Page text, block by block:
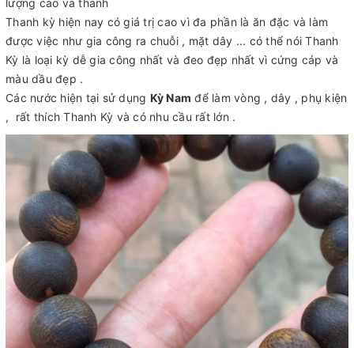
lượng cao và thanh
Thanh kỳ hiện nay có giá trị cao vì đa phần là ăn đặc và làm
được việc như gia công ra chuỗi , mặt dây ... có thể nói Thanh
Kỳ là loại kỳ dễ gia công nhất và đeo đẹp nhất vì cứng cáp và
màu dầu đẹp .
Các nước hiện tại sử dụng Kỳ Nam để làm vòng , dây , phụ kiện
, rất thích Thanh Kỳ và có nhu cầu rất lớn .